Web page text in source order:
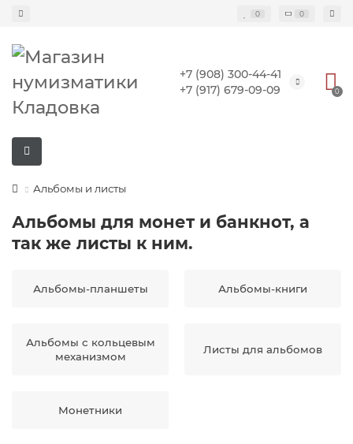
0 0
+7 (908) 300-44-41
+7 (917) 679-09-09
0
Альбомы и листы
Альбомы для монет и банкнот, а
так же листы к ним.
Альбомы-планшеты Альбомы-книги
Альбомы с кольцевым
механизмом
Листы для альбомов
Монетники